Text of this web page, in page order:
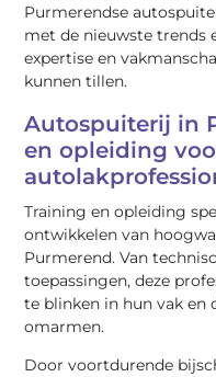
Purmerendse
met de nieuwste trends
expertise en
kunnen tillen.
Autospuiterij in
en opleiding
Training en opleiding
ontwikkelen van
Purmerend. Van
toepassingen, deze
te blinken in hun vak en
omarmen.
Door voortdurende